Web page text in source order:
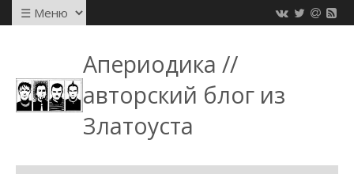
Апериодика //
авторский блог из
Златоуста